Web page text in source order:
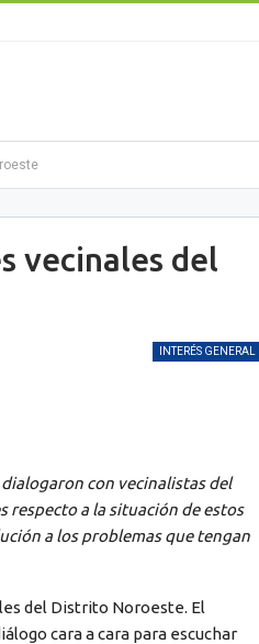
vecinales del
INTERÉS GENERAL
con vecinalistas del
a la situación de estos
a los problemas que tengan
del Distrito Noroeste. El
cara a cara para escuchar